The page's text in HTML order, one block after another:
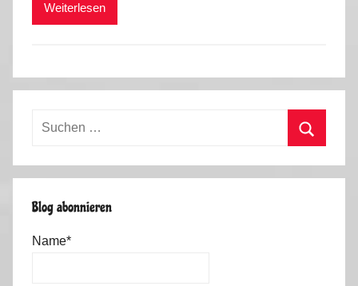
Weiterlesen
Suchen
Blog abonnieren
Name*